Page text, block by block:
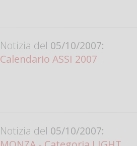
Notizia del 05/10/2007:
Calendario ASSI 2007
Notizia del 05/10/2007: